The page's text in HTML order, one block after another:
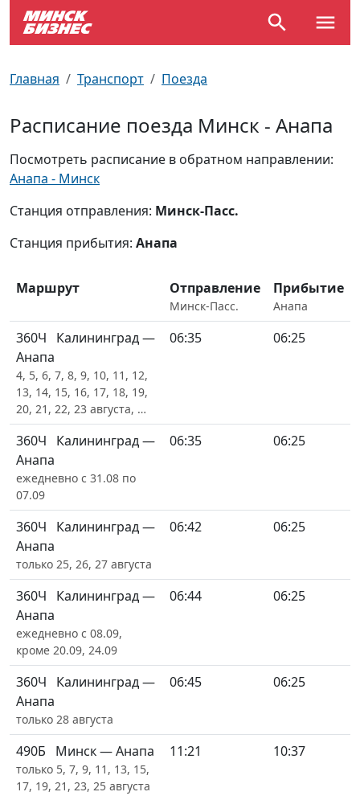
Главная Транспорт Поезда
Расписание поезда Минск - Анапа
Посмотреть расписание в обратном направлении:
Анапа - Минск
Станция отправления: Минск-Пасс.
Станция прибытия: Анапа
Маршрут Отправление
Минск-Пасс.
Прибытие
Анапа
360Ч
Калининград —
Анапа
4, 5, 6, 7, 8, 9, 10, 11, 12,
13, 14, 15, 16, 17, 18, 19,
20, 21, 22, 23 августа, …
06:35 06:25
360Ч
Калининград —
Анапа
ежедневно с 31.08 по
07.09
06:35 06:25
360Ч
Калининград —
Анапа
только 25, 26, 27 августа
06:42 06:25
360Ч
Калининград —
Анапа
ежедневно с 08.09,
кроме 20.09, 24.09
06:44 06:25
360Ч
Калининград —
Анапа
только 28 августа
06:45 06:25
490Б Минск — Анапа
только 5, 7, 9, 11, 13, 15,
17, 19, 21, 23, 25 августа
11:21 10:37
Улицы Минска
Пробки на дорогах